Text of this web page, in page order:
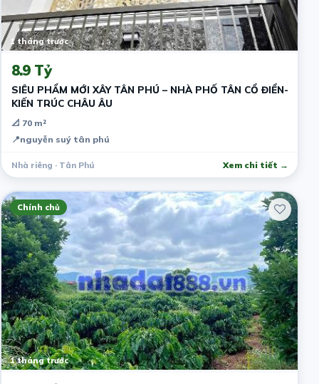
1 tháng trước
8.9 Tỷ
SIÊU PHẨM MỚI XÂY TÂN PHÚ – NHÀ PHỐ TÂN CỔ ĐIỂN-
KIẾN TRÚC CHÂU ÂU
📐 70 m²
📍nguyễn suý tân phú
Nhà riêng · Tân Phú Xem chi tiết →
Chính chủ
1 tháng trước